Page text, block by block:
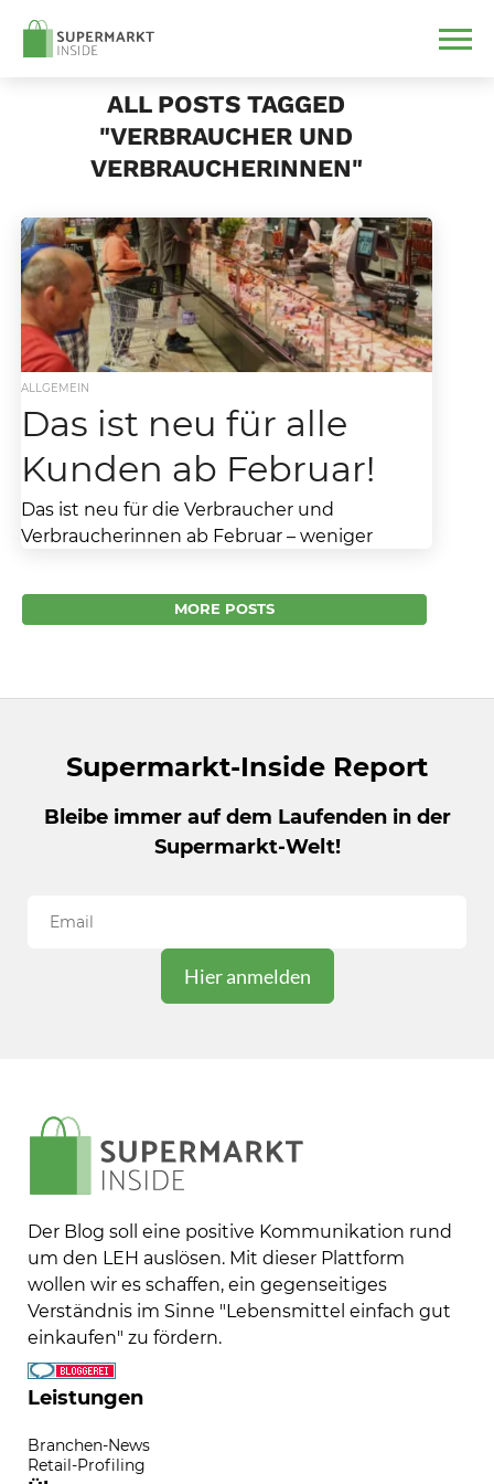
ALL POSTS TAGGED
"VERBRAUCHER UND
VERBRAUCHERINNEN"
ALLGEMEIN
Das ist neu für alle
Kunden ab Februar!
Das ist neu für die Verbraucher und
Verbraucherinnen ab Februar – weniger
Nachhaltigkeit und, und, und… Bereits zum...
MORE POSTS
Supermarkt-Inside Report
Bleibe immer auf dem Laufenden in der
Supermarkt-Welt!
Der Blog soll eine positive Kommunikation rund
um den LEH auslösen. Mit dieser Plattform
wollen wir es schaffen, ein gegenseitiges
Verständnis im Sinne "Lebensmittel einfach gut
einkaufen" zu fördern.
Leistungen
Branchen-News
Retail-Profiling